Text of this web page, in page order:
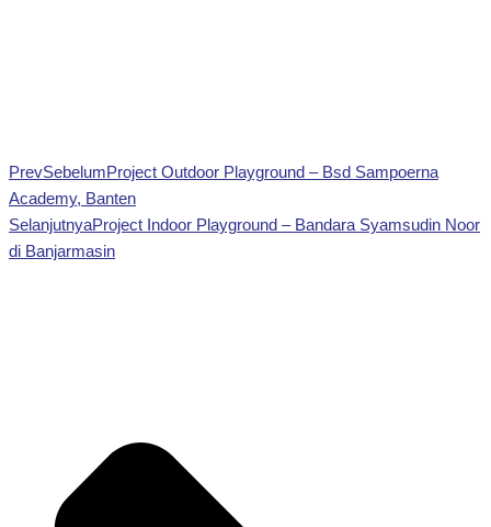
PrevSebelumProject Outdoor Playground – Bsd Sampoerna
Academy, Banten
SelanjutnyaProject Indoor Playground – Bandara Syamsudin Noor
di Banjarmasin